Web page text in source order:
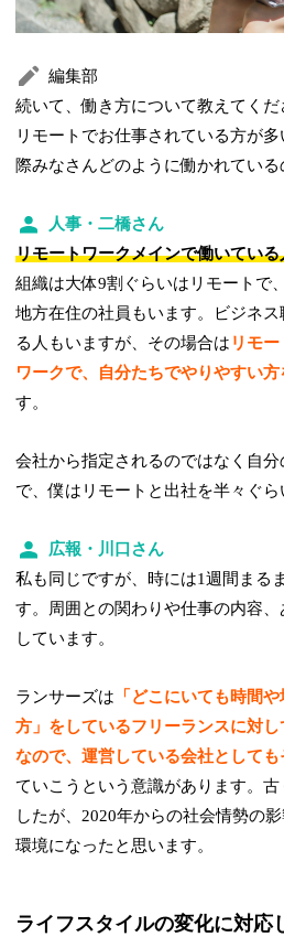
編集部
続いて、働き方について教えてく
リモートでお仕事されている方が
際みなさんどのように働かれている
人事・二橋さん
リモートワークメインで働いている
組織は大体9割ぐらいはリモートで
地方在住の社員もいます。ビジネ
る人もいますが、その場合は リモ
ワークで、自分たちでやりやすい
す。
会社から指定されるのではなく自
で、僕はリモートと出社を半々ぐら
広報・川口さん
私も同じですが、時には1週間まる
す。周囲との関わりや仕事の内容
しています。
ランサーズは 「どこにいても時間
方」をしているフリーランスに対
なので、運営している会社として
ていこうという意識があります。
したが、2020年からの社会情勢の
環境になったと思います。
ライフスタイルの変化に対応